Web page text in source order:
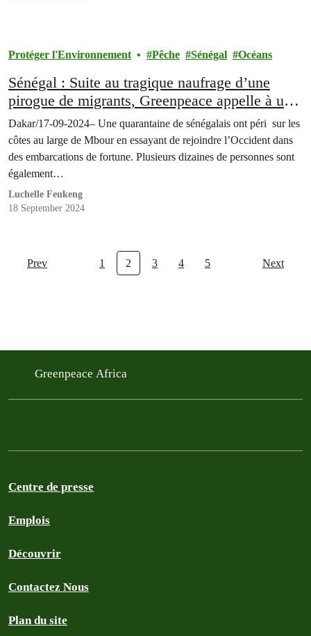
Protéger l'Environnement Pêche Sénégal Océans
Sénégal : Suite au tragique naufrage d’une
pirogue de migrants, Greenpeace appelle à un
“sauvetage” de la pêche artisanale.
Dakar/17-09-2024– Une quarantaine de sénégalais ont péri sur les
côtes au large de Mbour en essayant de rejoindre l’Occident dans
des embarcations de fortune. Plusieurs dizaines de personnes sont
également…
Luchelle Feukeng
18 September 2024
Prev 1 2 3 4 5 Next
Greenpeace Africa
Centre de presse
Emplois
Découvrir
Contactez Nous
Plan du site